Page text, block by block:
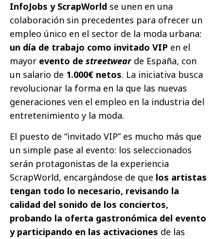
InfoJobs y ScrapWorld se unen en una
colaboración sin precedentes para ofrecer un
empleo único en el sector de la moda urbana:
un día de trabajo como invitado VIP en el
mayor evento de streetwear de España, con
un salario de 1.000€ netos. La iniciativa busca
revolucionar la forma en la que las nuevas
generaciones ven el empleo en la industria del
entretenimiento y la moda.
El puesto de “invitado VIP” es mucho más que
un simple pase al evento: los seleccionados
serán protagonistas de la experiencia
ScrapWorld, encargándose de que los artistas
tengan todo lo necesario, revisando la
calidad del sonido de los conciertos,
probando la oferta gastronómica del evento
y participando en las activaciones de las